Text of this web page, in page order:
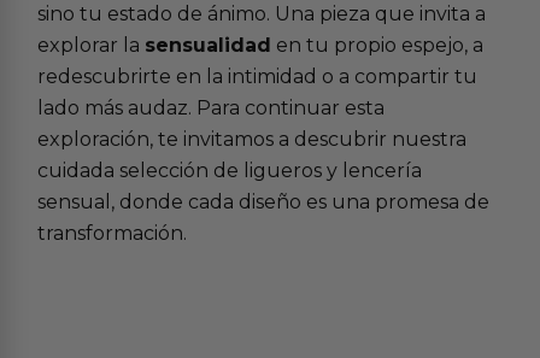
sino tu estado de ánimo. Una pieza que invita a
explorar la sensualidad en tu propio espejo, a
redescubrirte en la intimidad o a compartir tu
lado más audaz. Para continuar esta
exploración, te invitamos a descubrir nuestra
cuidada selección de ligueros y lencería
sensual , donde cada diseño es una promesa de
transformación.